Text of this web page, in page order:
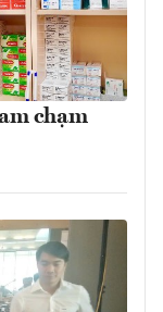
chạm